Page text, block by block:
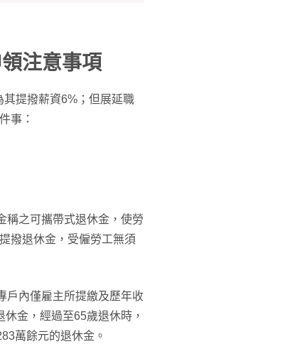
注意事項
提撥薪資6%；但展延職
事：
稱之可攜帶式退休金，使勞
撥退休金，受僱勞工無須
戶內僅雇主所提繳及歷年收
金，經過至65歲退休時，
萬餘元的退休金。